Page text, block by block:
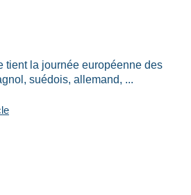
tient la journée européenne des
suédois, allemand, ...